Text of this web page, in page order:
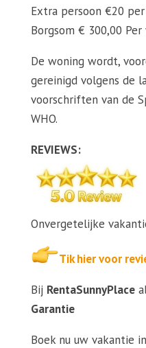
Extra persoon €20
Borgsom € 300,00
De woning wordt,
gereinigd volgens de
voorschriften van de
WHO.
REVIEWS:
Onvergetelijke
Tik hier voor
Bij RentaSunnyPlace
Garantie
Boek nu uw vakantie